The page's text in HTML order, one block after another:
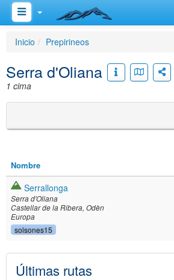
Inicio Prepirineos
Serra d'Oliana
1 cima
Nombre
Serrallonga
Serra d'Oliana
Castellar de la Ribera Odèn
Europa
solsones15
Últimas rutas